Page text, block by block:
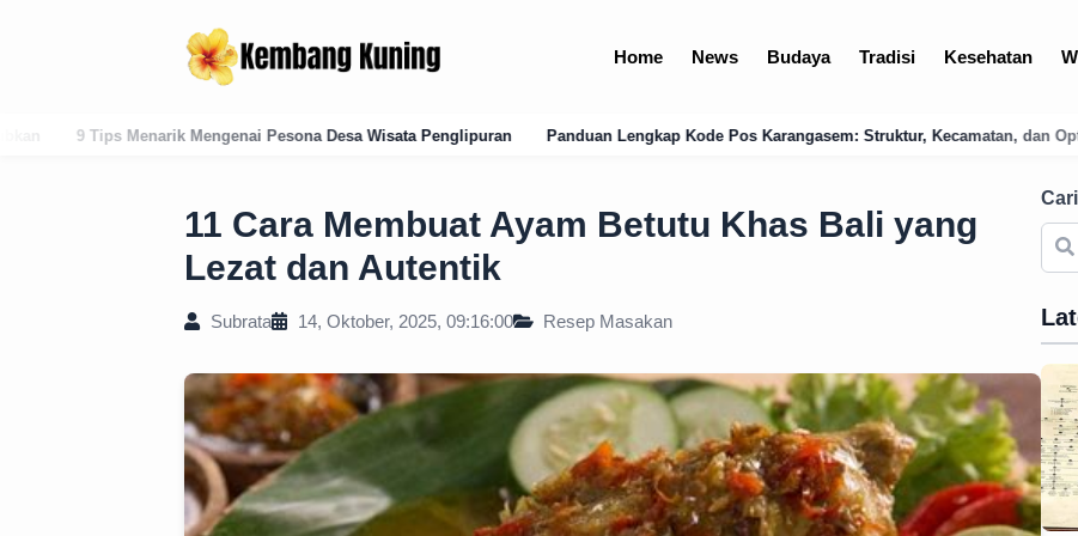
Home News Budaya Tradisi Kesehatan
Pesona Desa Wisata Penglipuran Panduan Lengkap Kode Pos Karangasem: Struktur, Kecamatan, dan Optimalisasi Logistik Bali Timur
11 Cara Membuat Ayam Betutu Khas Bali yang
Lezat dan Autentik
Subrata 14, Oktober, 2025, 09:16:00 Resep Masakan